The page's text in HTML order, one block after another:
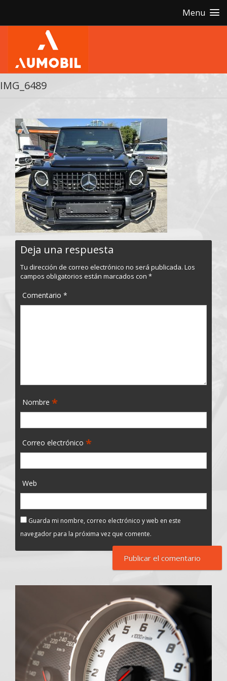
Menu
IMG_6489
Deja una respuesta
Tu dirección de correo electrónico no será publicada. Los
campos obligatorios están marcados con *
Comentario *
Nombre *
Correo electrónico *
Web
Guarda mi nombre, correo electrónico y web en este
navegador para la próxima vez que comente.